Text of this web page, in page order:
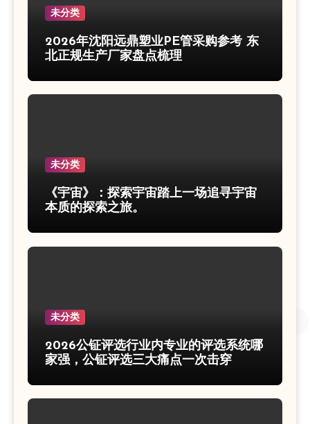
未分类
2026年沈阳远鼎塑业PE管采购参考 东
北正规生产厂家盘点梳理
未分类
《宇宙》：探索宇宙踏上一场追寻宇宙
本质的探索之旅。
未分类
2026公钲评选行业内专业的评选系统哪
家强，公钲评选三大痛点一次击穿